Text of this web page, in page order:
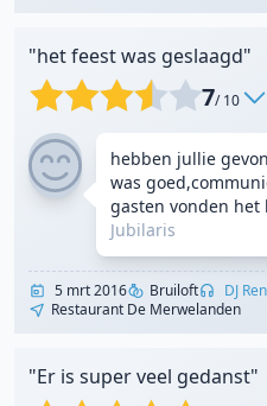
"het feest was geslaagd"
7/ 10
hebben jullie
was
gasten vonden het
Jubilaris
5 mrt 2016 Bruiloft DJ
Restaurant De Merwelanden
"Er is super veel gedanst"